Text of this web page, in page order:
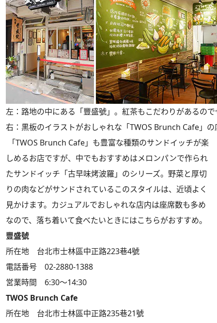
左：路地の中にある「豐盛號」。紅茶もこだわりがあるの
右：黒板のイラストがおしゃれな「TWOS Brunch Cafe」の
「TWOS Brunch Cafe」も豊富な種類のサンドイッチが楽
しめるお店ですが、中でもおすすめはメロンパンで作られ
たサンドイッチ「古早味烤波羅」のシリーズ。野菜と厚切
りの肉などがサンドされているこのスタイルは、近頃よく
見かけます。カジュアルでおしゃれな店内は座席数も多め
なので、落ち着いて食べたいときにはこちらがおすすめ。
豐盛號
所在地 台北市士林區中正路223巷4號
電話番号 02-2880-1388
営業時間 6:30～14:30
TWOS Brunch Cafe
所在地 台北市士林區中正路235巷21號